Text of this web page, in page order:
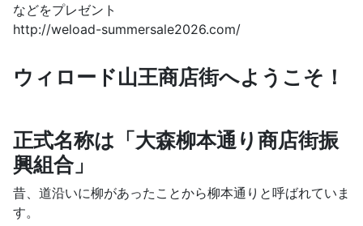
などをプレゼント
http://weload-summersale2026.com/
ウィロード山王商店街へようこそ！
正式名称は「大森柳本通り商店街振
興組合」
昔、道沿いに柳があったことから柳本通りと呼ばれていま
す。